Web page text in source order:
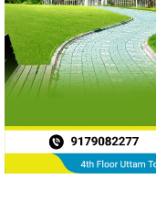
News Archive